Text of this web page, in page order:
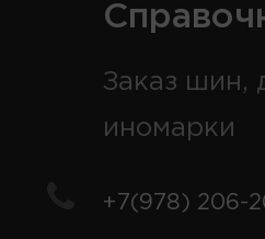
Заказ шин,
иномарки
+7(978) 206-